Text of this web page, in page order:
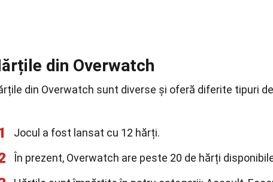
din Overwatch
din Overwatch sunt diverse și oferă diferite tipuri
Jocul a fost lansat cu 12 hărți.
În prezent, Overwatch are peste 20 de hărți